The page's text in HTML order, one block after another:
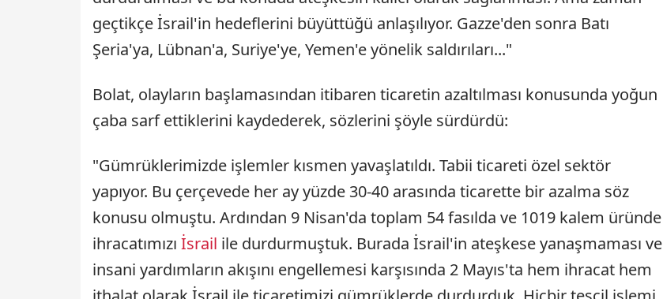
geçtikçe İsrail'in hedeflerini büyüttüğü anlaşılıyor. Gazze'den sonra Batı
Şeria'ya, Lübnan'a, Suriye'ye, Yemen'e yönelik saldırıları..."
Bolat, olayların başlamasından itibaren ticaretin azaltılması konusunda yoğun
çaba sarf ettiklerini kaydederek, sözlerini şöyle sürdürdü:
"Gümrüklerimizde işlemler kısmen yavaşlatıldı. Tabii ticareti özel sektör
yapıyor. Bu çerçevede her ay yüzde 30-40 arasında ticarette bir azalma söz
konusu olmuştu. Ardından 9 Nisan'da toplam 54 fasılda ve 1019 kalem üründe
ihracatımızı İsrail ile durdurmuştuk. Burada İsrail'in ateşkese yanaşmaması ve
insani yardımların akışını engellemesi karşısında 2 Mayıs'ta hem ihracat hem